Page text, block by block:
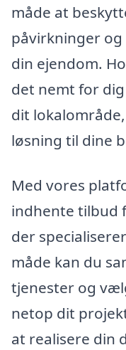
måde at
påvirkninger
din ejendom.
det nemt for
dit
løsning til dine
Med vores
indhente tilbud
der
måde kan du
tjenester og
netop dit
at realisere din